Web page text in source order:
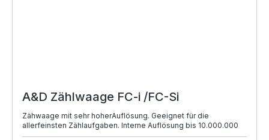
A&D Zählwaage FC-i /FC-Si
Zähwaage mit sehr hoherAuflösung. Geeignet für die
allerfeinsten Zählaufgaben. Interne Auflösung bis 10.000.000